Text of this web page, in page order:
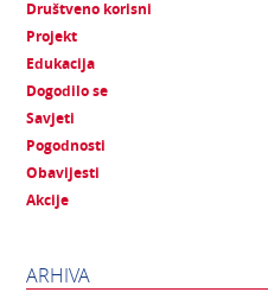
Društveno korisni
Projekt
Edukacija
Dogodilo se
Savjeti
Pogodnosti
Obavijesti
Akcije
ARHIVA